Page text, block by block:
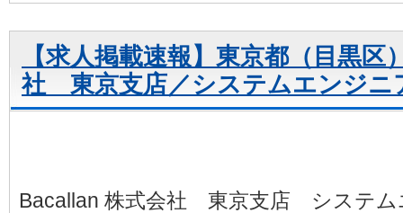
【求人掲載速報】東京都（目黒
社 東京支店／システムエンジニ
Bacallan 株式会社 東京支店 システ